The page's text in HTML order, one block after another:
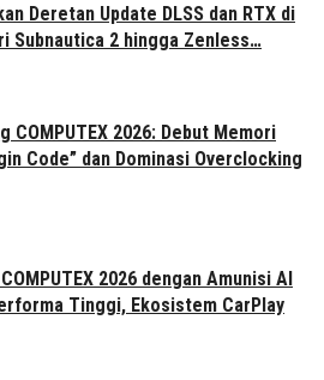
Deretan Update DLSS dan RTX di
Subnautica 2 hingga Zenless…
COMPUTEX 2026: Debut Memori
Code” dan Dominasi Overclocking
2026 dengan Amunisi AI
Tinggi, Ekosistem CarPlay